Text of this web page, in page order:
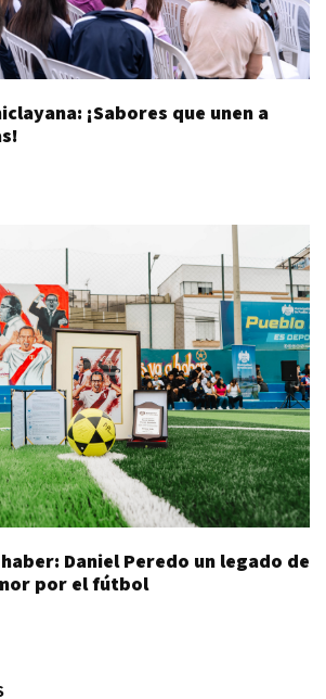
¡Sabores que unen a
Daniel Peredo un legado de
por el fútbol